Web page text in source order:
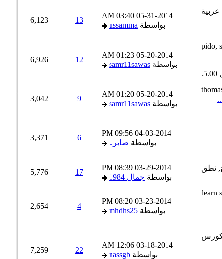
05-31-2014
03:40 AM
بواسطةussamma
13
6,123
05-20-2014
01:23 AM
بواسطةsamr11sawas
12
6,926
05-20-2014
01:20 AM
بواسطةsamr11sawas
3,042
04-03-2014
09:56 PM
بواسطةصابر..
3,371
03-29-2014
08:39 PM
بواسطةجمال 1984
17
5,776
03-23-2014
08:20 PM
بواسطةmhdhs25
2,654
03-18-2014
12:06 AM
بواسطةnassgb
22
7,259